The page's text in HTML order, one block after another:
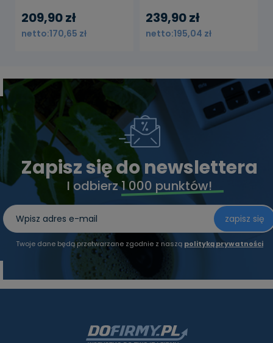
209,90 zł
170,65 zł
239,90 zł
195,04 zł
Zapisz się do newslettera
I odbierz1 000 punktów!
zapisz się
Twoje dane będą przetwarzane zgodnie z naszą polityką prywatności